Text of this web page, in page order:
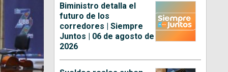
Biministro detalla el
futuro de los
corredores | Siempre
Juntos | 06 de agosto de
2026